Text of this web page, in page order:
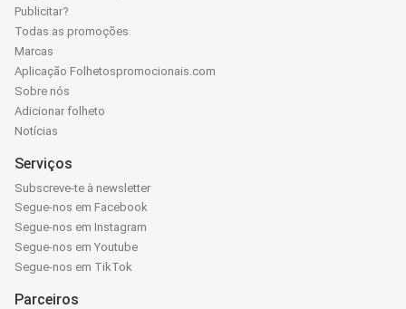
Publicitar?
Todas as promoções
Marcas
Aplicação Folhetospromocionais.com
Sobre nós
Adicionar folheto
Notícias
Serviços
Subscreve-te à newsletter
Segue-nos em Facebook
Segue-nos em Instagram
Segue-nos em Youtube
Segue-nos em TikTok
Parceiros